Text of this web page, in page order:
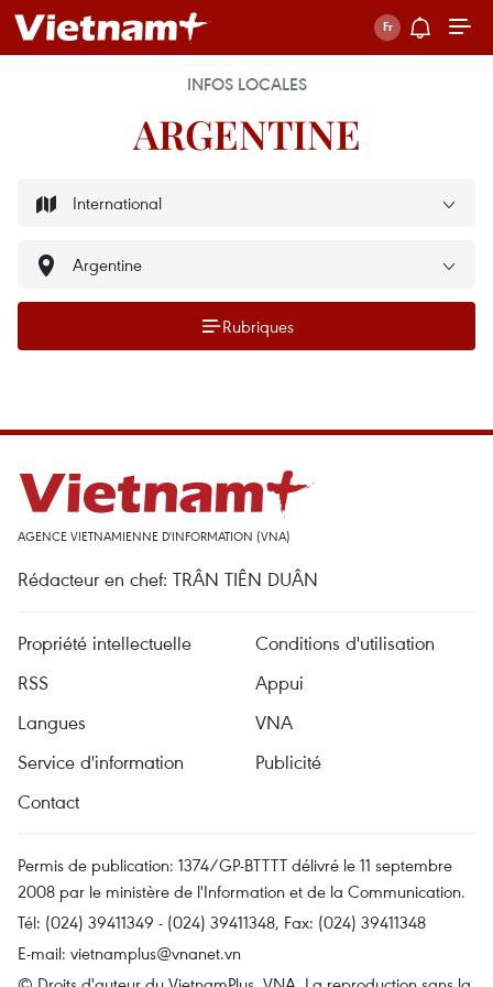
INFOS LOCALES
ARGENTINE
Rubriques
AGENCE VIETNAMIENNE D'INFORMATION (VNA)
Rédacteur en chef: TRÂN TIÊN DUÂN
Propriété intellectuelle
Conditions d'utilisation
RSS
Appui
Langues
VNA
Service d'information
Publicité
Contact
Permis de publication: 1374/GP-BTTTT délivré le 11 septembre
2008 par le ministère de l'Information et de la Communication.
Tél: (024) 39411349 - (024) 39411348, Fax: (024) 39411348
E-mail: vietnamplus@vnanet.vn